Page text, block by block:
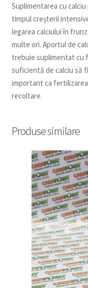
Suplimentarea cu
timpul creșterii
legarea calciului în
multe ori. Aportul de
trebuie suplimentat cu
suficientă de calciu să
important ca
recoltare.
Produse similare